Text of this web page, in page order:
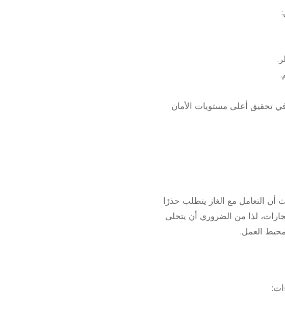
تحقيق أعلى مستويات الأمان
أن التعامل مع الغاز يتطلب حذرًا
لذا من الضروري أن يتحلى
محيط العمل.